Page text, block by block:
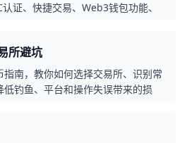
证、快捷交易、Web3钱包功能、
所避坑
南，教你如何选择交易所、识别常
低钓鱼、平台和操作失误带来的损